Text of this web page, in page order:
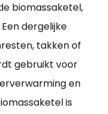
biomassaketel,
dergelijke
takken of
gebruikt voor
en
is